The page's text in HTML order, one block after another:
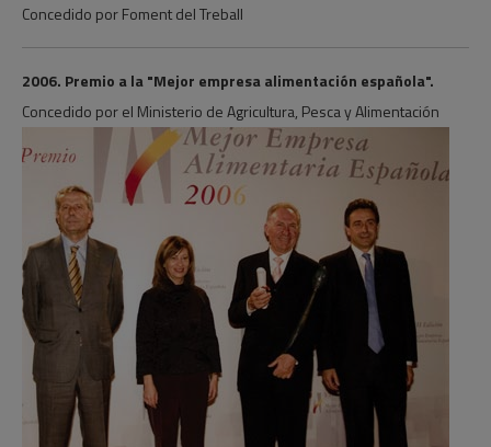
Concedido por Foment del Treball
2006. Premio a la "Mejor empresa alimentación española".
Concedido por el Ministerio de Agricultura, Pesca y Alimentación